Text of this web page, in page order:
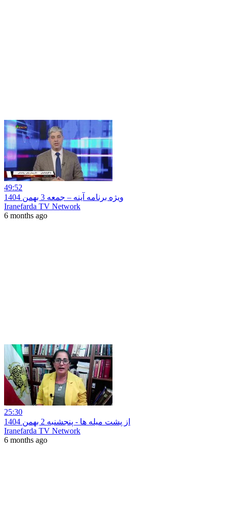
49:52
ویژه برنامه آینه – جمعه 3 بهمن 1404
Iranefarda TV Network
6 months ago
25:30
از پشت میله ها - پنجشنبه 2 بهمن 1404
Iranefarda TV Network
6 months ago